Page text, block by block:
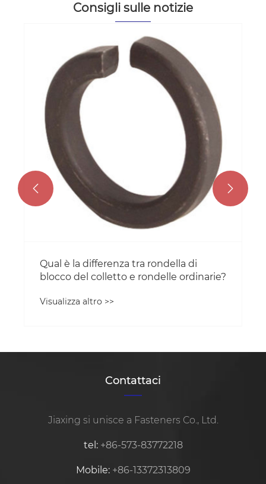
Consigli sulle notizie
Qual è la differenza tra rondella di
blocco del colletto e rondelle ordinarie?
Visualizza altro >>
 
Contattaci
Jiaxing si unisce a Fasteners Co., Ltd.
tel: +86-573-83772218
Mobile: +86-13372313809